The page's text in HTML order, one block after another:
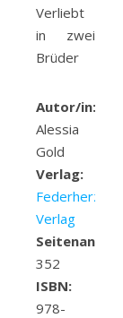
Verliebt
in zwei
Brüder
Autor/in:
Alessia
Gold
Verlag:
Federherz
Verlag
Seitenanzahl:
352
ISBN:
978-